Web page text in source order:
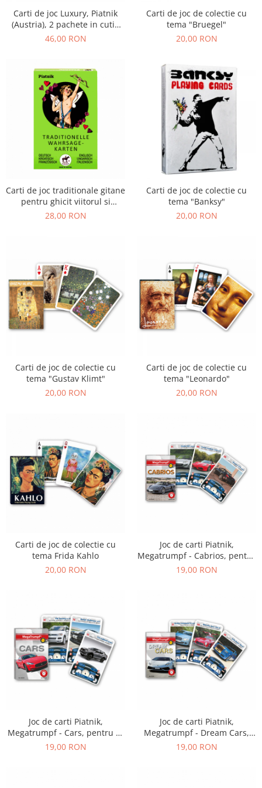
Carti de joc Luxury, Piatnik
(Austria), 2 pachete in cutie
de lux
46,00 RON
Carti de joc de colectie cu
tema "Bruegel"
20,00 RON
Carti de joc traditionale gitane
pentru ghicit viitorul si
destinul
28,00 RON
Carti de joc de colectie cu
tema "Banksy"
20,00 RON
Carti de joc de colectie cu
tema "Gustav Klimt"
20,00 RON
Carti de joc de colectie cu
tema "Leonardo"
20,00 RON
Carti de joc de colectie cu
tema Frida Kahlo
20,00 RON
Joc de carti Piatnik,
Megatrumpf - Cabrios, pentru
2-4 jucatori de peste 7 ani
19,00 RON
Joc de carti Piatnik,
Megatrumpf - Cars, pentru 2-
4 jucatori de peste 7 ani
19,00 RON
Joc de carti Piatnik,
Megatrumpf - Dream Cars,
pentru 2-4 jucatori de peste 7
19,00 RON